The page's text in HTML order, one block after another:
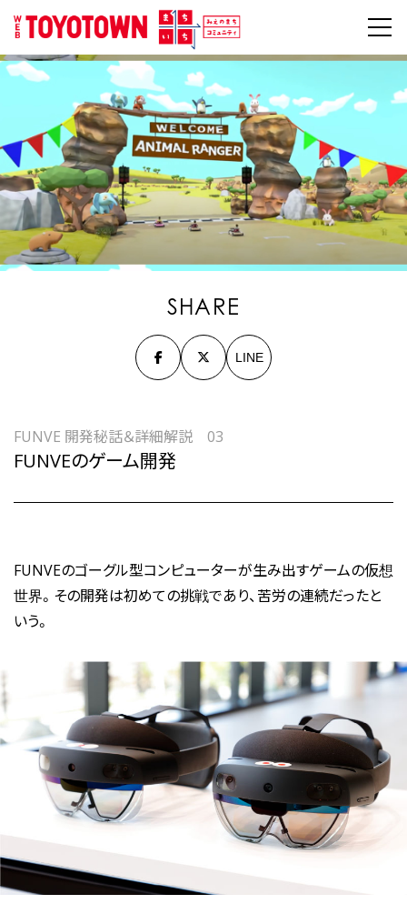
SHARE
LINE
FUNVE 開発秘話＆詳細解説 03
FUNVEのゲーム開発
FUNVEのゴーグル型コンピューターが生み出すゲームの仮想
世界。その開発は初めての挑戦であり、苦労の連続だったと
いう。